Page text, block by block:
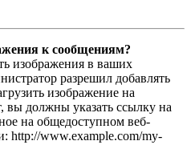
к сообщениям?
изображения в ваших
разрешил добавлять
изображение на
вы должны указать ссылку на
на общедоступном веб-
http://www.example.com/my-